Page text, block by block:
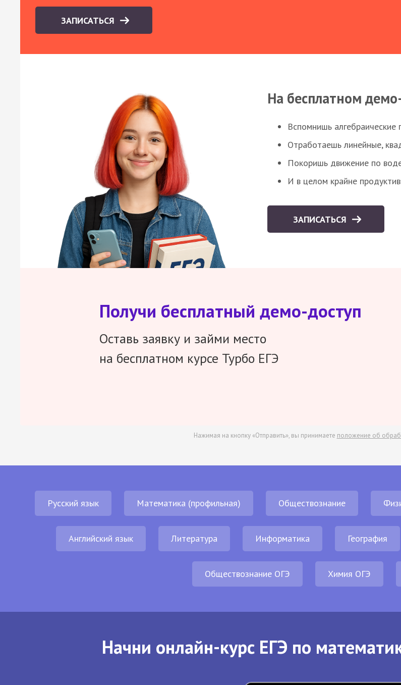
ЗАПИСАТЬСЯ
На бесплатном
Вспомнишь алгебраические
Отработаешь линейные,
Покоришь движение по
И в целом крайне
ЗАПИСАТЬСЯ
Получи бесплатный демо-доступ
Оставь заявку и займи место
на бесплатном курсе Турбо ЕГЭ
Нажимая на кнопку «Отправить», вы принимаете положение об
Русский язык Математика (профильная) Обществознание
Английский язык Литература Информатика География
Обществознание ОГЭ Химия ОГЭ
Начни онлайн-курс ЕГЭ по